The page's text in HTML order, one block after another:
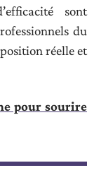
sont
du
réelle et
pour sourire